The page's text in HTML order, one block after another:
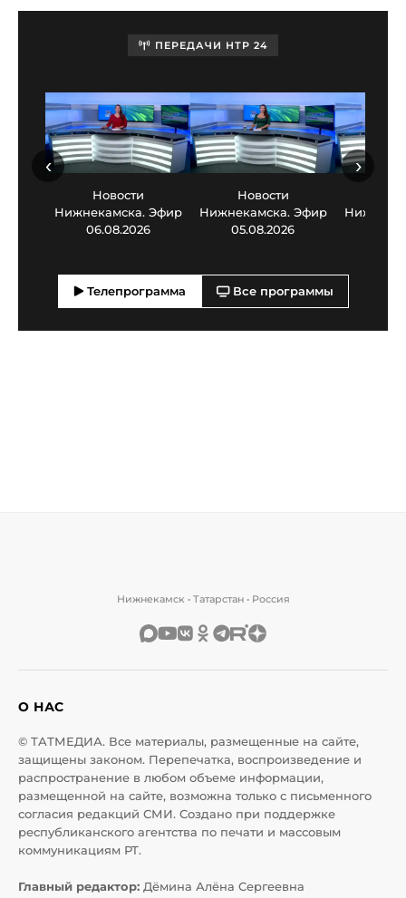
ПЕРЕДАЧИ НТР 24
Новости
Нижнекамска. Эфир
06.08.2026
Новости
Нижнекамска. Эфир
05.08.2026
‹ ›
Телепрограмма Все программы
Нижнекамск • Татарстан • Россия
О НАС
© ТАТМЕДИА. Все материалы, размещенные на сайте,
защищены законом. Перепечатка, воспроизведение и
распространение в любом объеме информации,
размещенной на сайте, возможна только с письменного
согласия редакций СМИ. Создано при поддержке
республиканского агентства по печати и массовым
коммуникациям РТ.
Главный редактор: Дёмина Алёна Сергеевна